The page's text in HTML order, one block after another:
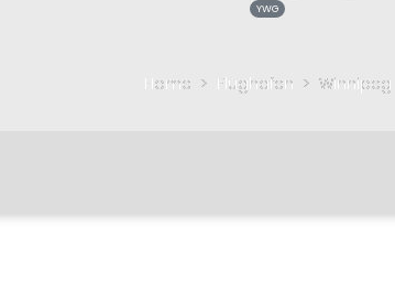
YWG
Home Flughafen Winnipeg